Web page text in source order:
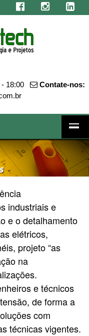
- 18:00
Contate-nos:
industriais e
e o detalhamento
elétricos,
projeto “as
na
e técnicos
de forma a
com
técnicas vigentes.